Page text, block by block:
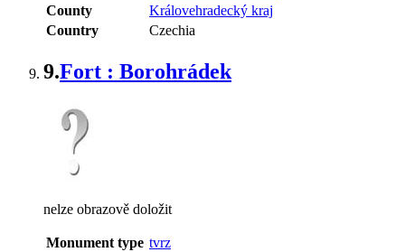
County
Královehradecký kraj
Country
Czechia
9.Fort : Borohrádek
nelze obrazově doložit
Monument type tvrz